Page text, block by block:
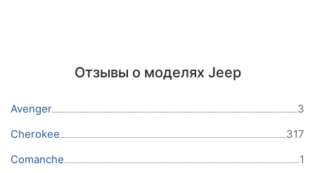
Отзывы о моделях Jeep
Avenger
3
Cherokee
317
Comanche
1